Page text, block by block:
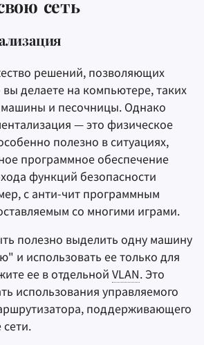
сеть
решений, позволяющих
вы делаете на компьютере, таких
машины и песочницы. Однако
— это физическое
полезно в ситуациях,
программное обеспечение
функций безопасности
с анти-чит программным
со многими играми.
полезно выделить одну машину
и использовать ее только для
ее в отдельной VLAN. Это
использования управляемого
поддерживающего